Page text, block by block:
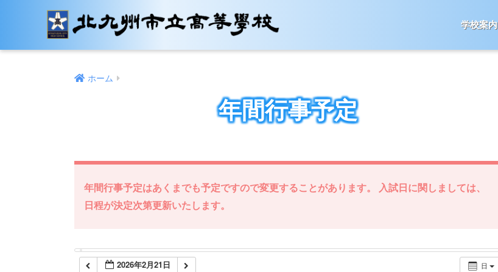
学校案内
ホーム
年間行事予定
年間行事予定はあくまでも予定ですので変更することがあります。 入試日に関しましては、
日程が決定次第更新いたします。
日
2026年2月21日
12:00 AM
1:00 AM
4:00 AM
5:00 AM